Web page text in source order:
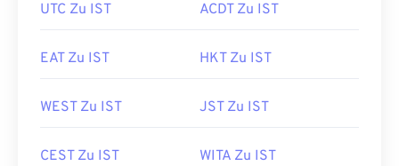
UTC Zu IST ACDT Zu IST
EAT Zu IST HKT Zu IST
WEST Zu IST JST Zu IST
CEST Zu IST WITA Zu IST